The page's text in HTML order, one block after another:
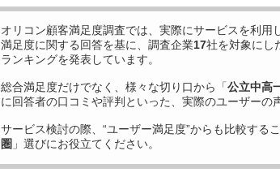
オリコン顧客満足度調査では、実際にサービスを利用
満足度に関する回答を基に、調査企業17社を対象にし
ランキングを発表しています。
総合満足度だけでなく、様々な切り口から「公立中高
に回答者の口コミや評判といった、実際のユーザーの
サービス検討の際、“ユーザー満足度”からも比較する
圏 」選びにお役立てください。